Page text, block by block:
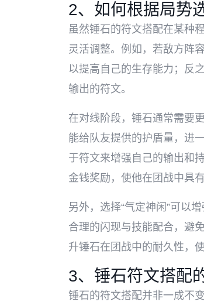
2、如何根据局势
虽然锤石的符文搭配在某种
灵活调整。例如，若敌方阵
以提高自己的生存能力；反
输出的符文。
在对线阶段，锤石通常需要
能给队友提供的护盾量，进
于符文来增强自己的输出和
金钱奖励，使他在团战中具
另外，选择“气定神闲”可以
合理的闪现与技能配合，避
升锤石在团战中的耐久性，
3、锤石符文搭配
锤石的符文搭配并非一成不